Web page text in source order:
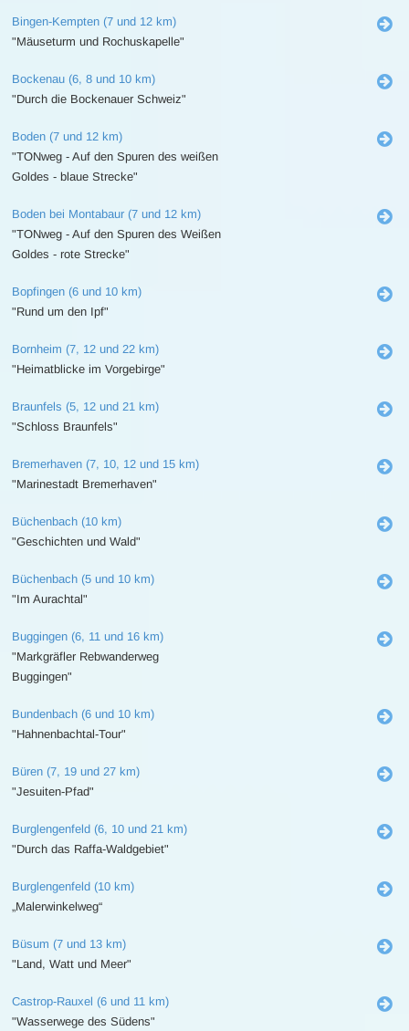
Bingen-Kempten (7 und 12 km)
"Mäuseturm und Rochuskapelle"
Bockenau (6, 8 und 10 km)
"Durch die Bockenauer Schweiz"
Boden (7 und 12 km)
"TONweg - Auf den Spuren des weißen
Goldes - blaue Strecke"
Boden bei Montabaur (7 und 12 km)
"TONweg - Auf den Spuren des Weißen
Goldes - rote Strecke"
Bopfingen (6 und 10 km)
"Rund um den Ipf"
Bornheim (7, 12 und 22 km)
"Heimatblicke im Vorgebirge"
Braunfels (5, 12 und 21 km)
"Schloss Braunfels"
Bremerhaven (7, 10, 12 und 15 km)
"Marinestadt Bremerhaven"
Büchenbach (10 km)
"Geschichten und Wald"
Büchenbach (5 und 10 km)
"Im Aurachtal"
Buggingen (6, 11 und 16 km)
"Markgräfler Rebwanderweg
Buggingen"
Bundenbach (6 und 10 km)
"Hahnenbachtal-Tour"
Büren (7, 19 und 27 km)
"Jesuiten-Pfad"
Burglengenfeld (6, 10 und 21 km)
"Durch das Raffa-Waldgebiet"
Burglengenfeld (10 km)
„Malerwinkelweg“
Büsum (7 und 13 km)
"Land, Watt und Meer"
Castrop-Rauxel (6 und 11 km)
"Wasserwege des Südens"